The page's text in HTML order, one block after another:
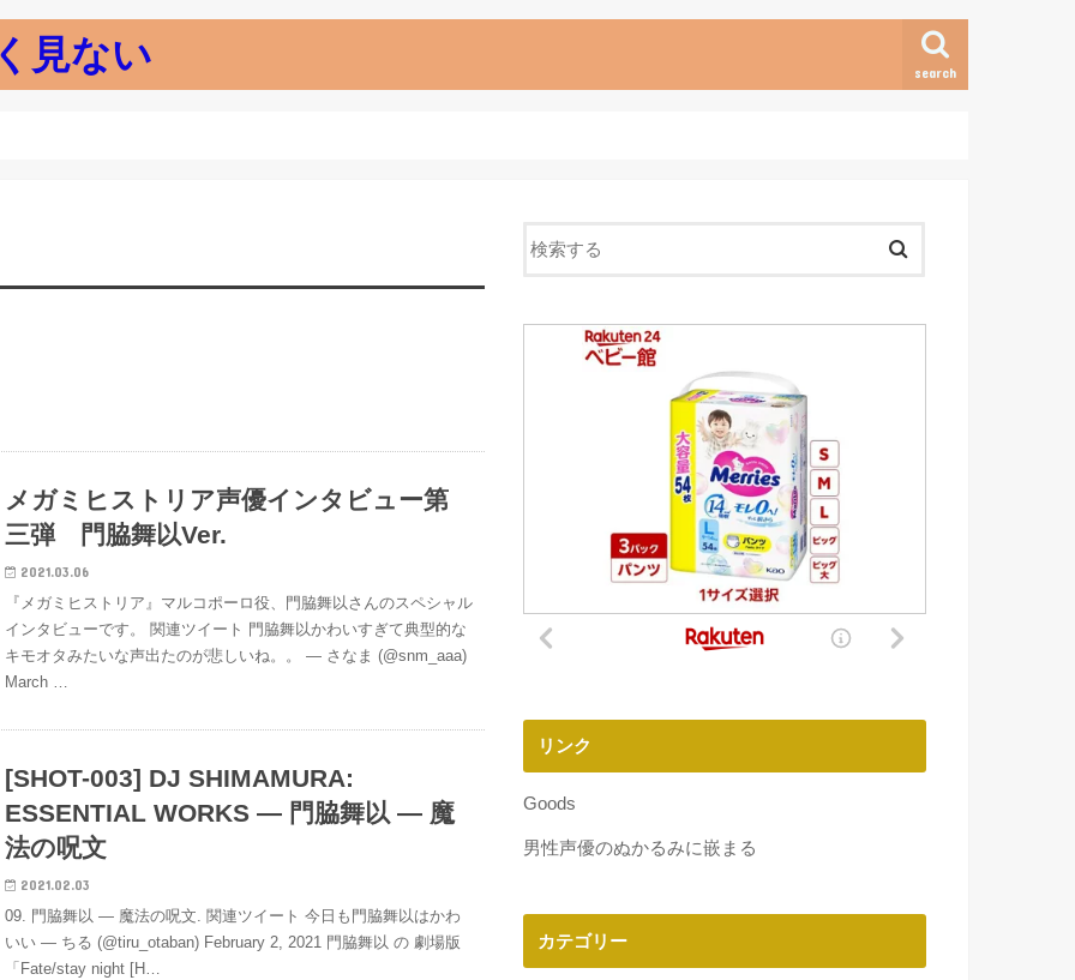
見ない search
メガミヒストリア声優インタビュー第
三弾 門脇舞以Ver.
2021.03.06
『メガミヒストリア』マルコポーロ役、門脇舞以さんのスペシャル
インタビューです。 関連ツイート 門脇舞以かわいすぎて典型的な
キモオタみたいな声出たのが悲しいね。。 — さなま (@snm_aaa)
March …
[SHOT-003] DJ SHIMAMURA:
ESSENTIAL WORKS — 門脇舞以 — 魔
法の呪文
2021.02.03
09. 門脇舞以 — 魔法の呪文. 関連ツイート 今日も門脇舞以はかわ
いい — ちる (@tiru_otaban) February 2, 2021 門脇舞以 の 劇場版
「Fate/stay night [H…
リンク
Goods
男性声優のぬかるみに嵌まる
カテゴリー